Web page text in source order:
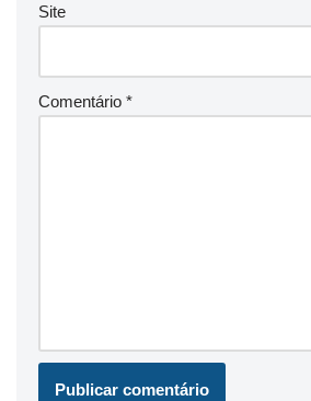
Site
Comentário *